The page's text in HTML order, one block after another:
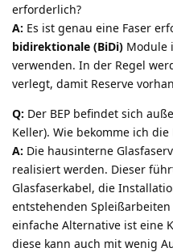
erforderlich?
A: Es ist genau eine Faser
bidirektionale (BiDi) Module
verwenden. In der Regel
verlegt, damit Reserve
Q: Der BEP befindet sich
Keller). Wie bekomme ich
A: Die hausinterne
realisiert werden. Dieser
Glasfaserkabel, die
entstehenden
einfache Alternative ist eine
diese kann auch mit wenig